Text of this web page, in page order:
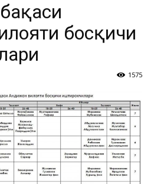
ВИЛОЯТ
босқичи
1575